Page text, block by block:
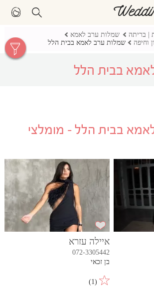
| בריתה
שמלות ערב לאמא
וחיפה
שמלות ערב לאמא בבית הלל
בבית הלל
בבית הלל - מומלצי
איילה עזרא
072-3305442
בן זכאי
(
1
)